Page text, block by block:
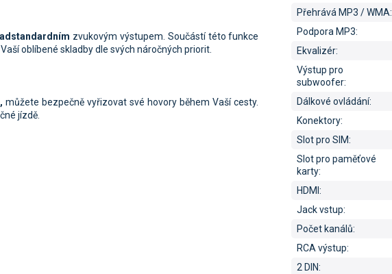
zvukovým výstupem. Součástí této funkce
oblíbené skladby dle svých náročných priorit.
můžete bezpečně vyřizovat své hovory během Vaší cesty.
jízdě.
Přehrává MP3 / WMA:
Podpora MP3:
Ekvalizér:
Výstup pro
subwoofer:
Dálkové ovládání:
Konektory:
Slot pro SIM:
Slot pro paměťové
karty:
HDMI:
Jack vstup:
Počet kanálů:
RCA výstup:
2 DIN: